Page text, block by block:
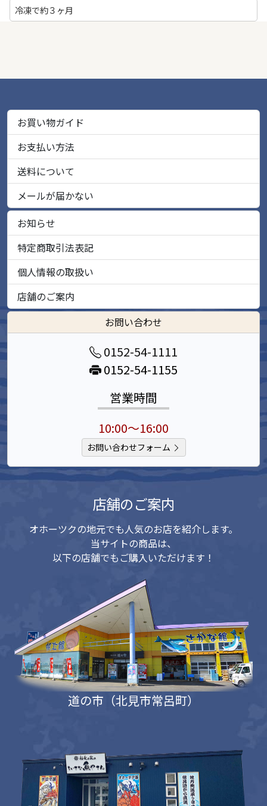
冷凍で約３ヶ月
お買い物ガイド
お支払い方法
送料について
メールが届かない
お知らせ
特定商取引法表記
個人情報の取扱い
店舗のご案内
お問い合わせ
0152-54-1111
0152-54-1155
営業時間
10:00～16:00
お問い合わせフォーム
店舗のご案内
オホーツクの地元でも人気のお店を紹介します。
当サイトの商品は、
以下の店舗でもご購入いただけます！
道の市（北見市常呂町）